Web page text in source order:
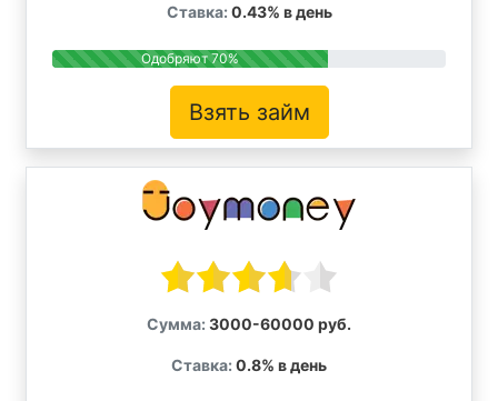
Ставка: 0.43% в день
Одобряют 70%
Взять займ
Сумма: 3000-60000 руб.
Ставка: 0.8% в день